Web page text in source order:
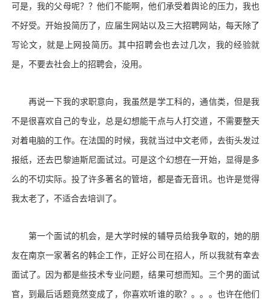
可是，我的父母呢？？他们不能啊，他们承受着舆论的压力，我也
不好受。开始投简历了，应届生网站以及三大招聘网站，每天除了
写论文，就是上网投简历。其中招聘会也去过几次，我的经验就
是，不要去社会上的招聘会，没用。
再说一下我的求职意向，我虽然是学工科的，通信类，但是我
不是很喜欢自己的专业，总是幻想能干点与人打交道，不需要整天
对着电脑的工作。在法国的时候，我就当过中文老师，去街头发过
报纸，还去巴黎迪斯尼面试过。可是这个幻想在一开始，显得是多
么的不切实际。投了许多著名的管培，都是杳无音讯。也许是觉得
我太老了，不适合去培训了。
第一个面试的机会，是大学时候的辅导员给我争取的，她的朋
友在南京一家著名的韩企工作，正好公司在招人，所以我就有幸去
面试了。因为都是些技术专业问题，结果可想而知。三个男的面试
官，到最后话题竟然变成了，你喜欢听谁的歌？。。。也许在他们